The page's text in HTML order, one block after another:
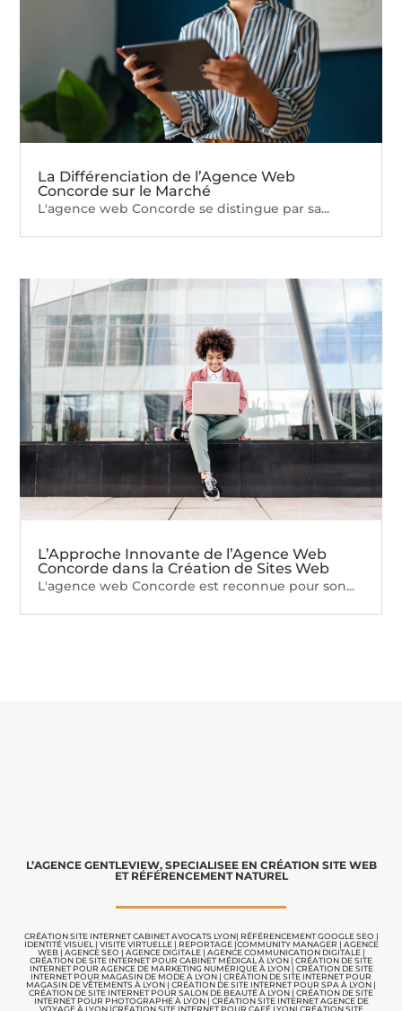
La Différenciation de l’Agence Web
Concorde sur le Marché
L'agence web Concorde se distingue par sa...
L’Approche Innovante de l’Agence Web
Concorde dans la Création de Sites Web
L'agence web Concorde est reconnue pour son...
L’AGENCE GENTLEVIEW, SPECIALISEE EN CRÉATION SITE WEB
ET RÉFÉRENCEMENT NATUREL
CRÉATION SITE INTERNET CABINET AVOCATS LYON| RÉFÉRENCEMENT GOOGLE SEO |
IDENTITÉ VISUEL | VISITE VIRTUELLE| REPORTAGE |COMMUNITY MANAGER | AGENCE
WEB| AGENCE SEO | AGENCE DIGITALE| AGENCE COMMUNICATIONDIGITALE |
CRÉATION DE SITE INTERNET POUR CABINET MÉDICAL À LYON | CRÉATION DE SITE
INTERNET POUR AGENCE DE MARKETING NUMÉRIQUE À LYON| CRÉATION DE SITE
INTERNET POUR MAGASIN DE MODE À LYON | CRÉATION DE SITE INTERNET POUR
MAGASIN DE VÊTEMENTS À LYON | CRÉATION DE SITE INTERNET POUR SPA À LYON |
CRÉATION DE SITE INTERNET POUR SALON DE BEAUTÉ À LYON | CRÉATION DE SITE
INTERNET POUR PHOTOGRAPHE À LYON| CRÉATION SITE INTERNET AGENCE DE
VOYAGE À LYON|CRÉATION SITE INTERNET POUR CAFÉ LYON| CRÉATION SITE